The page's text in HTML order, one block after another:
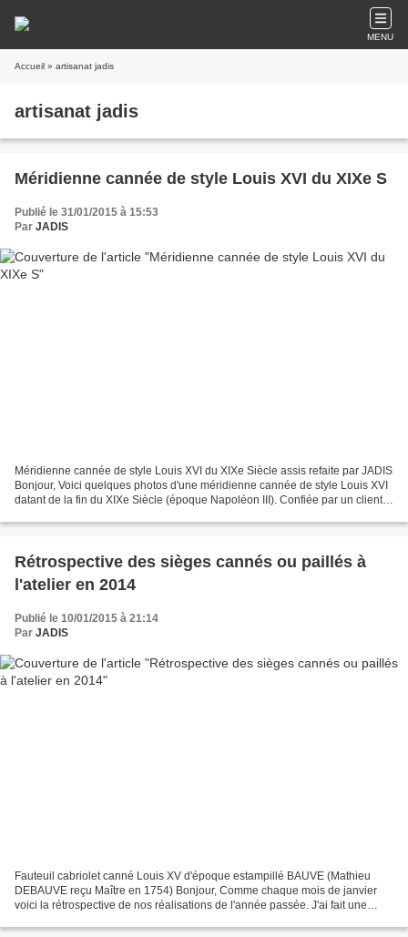
MENU
Accueil » artisanat jadis
artisanat jadis
Méridienne cannée de style Louis XVI du XIXe S
Publié le 31/01/2015 à 15:53
Par JADIS
Méridienne cannée de style Louis XVI du XIXe Siècle assis refaite par JADIS
Bonjour, Voici quelques photos d'une méridienne cannée de style Louis XVI
datant de la fin du XIXe Siècle (époque Napoléon III). Confiée par un client
Rétrospective des sièges cannés ou paillés à
l'atelier en 2014
Publié le 10/01/2015 à 21:14
Par JADIS
Fauteuil cabriolet canné Louis XV d'époque estampillé BAUVE (Mathieu
DEBAUVE reçu Maître en 1754) Bonjour, Comme chaque mois de janvier
voici la rétrospective de nos réalisations de l'année passée. J'ai fait une